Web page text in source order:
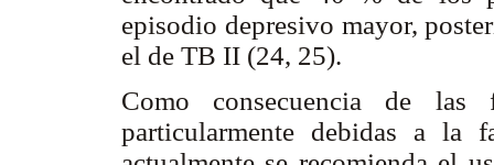
episodio depresivo mayor,
el de TB II (24, 25).
Como consecuencia de
particularmente debidas a la